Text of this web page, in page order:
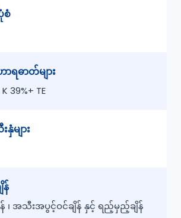
စံ
ရဓာတ်များ
39%+ TE
များ
၊ အသီးအပွင့်ဝင်ချိန် နှင့် ရည့်မှည့်ချိန်